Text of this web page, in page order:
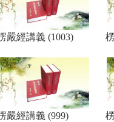
嚴經講義 (1003)
嚴經講義 (999)